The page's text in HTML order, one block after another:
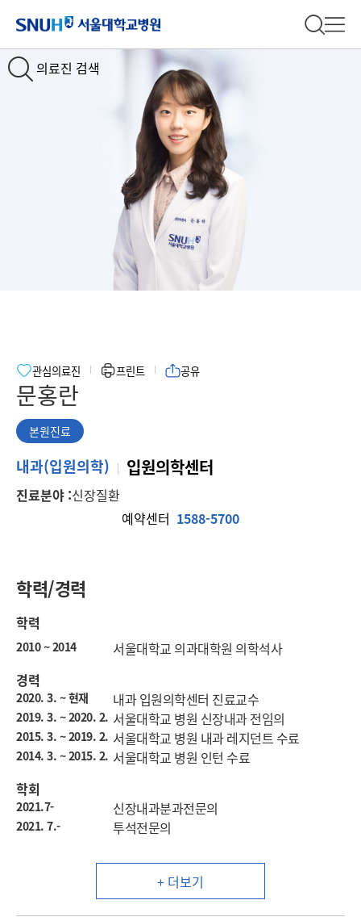
의료진 검색
전체 검
문홍란
관심의료진 프린트 공유
본원진료
본
진
내과(입원의학) 입원의학센터
진료분야 :신장질환
예약센터 1588-5700
학력/경력
학력
2010 ~ 2014
서울대학교 의과대학원 의학석사
경력
2020. 3. ~ 현재 내과 입원의학센터 진료교수
2019. 3. ~ 2020. 2. 서울대학교 병원 신장내과 전임의
2015. 3. ~ 2019. 2. 서울대학교 병원 내과 레지던트 수료
2014. 3. ~ 2015. 2. 서울대학교 병원 인턴 수료
학회
2021.7- 신장내과분과전문의
2021. 7.- 투석전문의
+ 더보기